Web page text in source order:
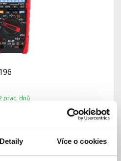
Detaily Více o cookies
prac. dnů
3 171 Kč